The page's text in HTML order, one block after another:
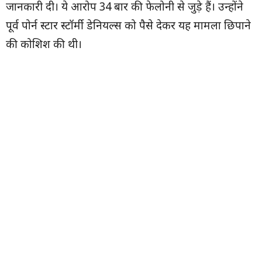
जानकारी दी। ये आरोप 34 बार की फेलोनी से जुड़े हैं। उन्होंने
पूर्व पोर्न स्टार स्टॉर्मी डेनियल्स को पैसे देकर यह मामला छिपाने
की कोशिश की थी।